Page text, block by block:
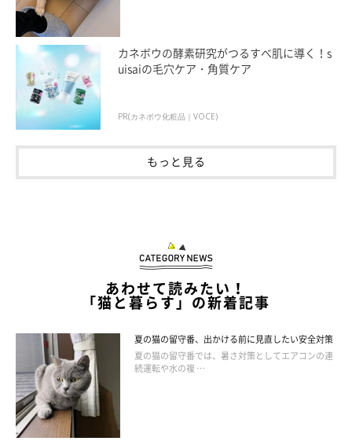
カネボウの酵素研究がつるすべ肌に導く！s
uisaiの毛穴ケア・角質ケア
PR(カネボウ化粧品｜VOCE)
もっと見る
あわせて読みたい！
「猫と暮らす」の新着記事
夏の猫の留守番、出かける前に見直したい安全対策
夏の猫の留守番では、暑さ対策としてエアコンの連
続運転や水の複 …